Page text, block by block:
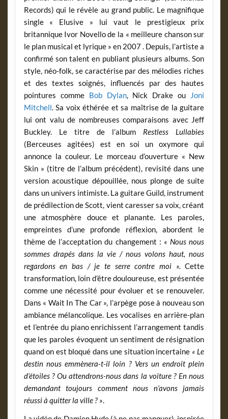
Records) qui le révèle au grand public. Le magnifique
single « Elusive » lui vaut le prestigieux prix
britannique Ivor Novello de la « meilleure chanson sur
le plan musical et lyrique » en 2007 . Depuis, l’artiste a
confirmé son talent en publiant plusieurs albums. Son
style, néo-folk, se caractérise par des mélodies riches
et des textes soignés, influencés par des hautes
pointures comme Bob Dylan, Nick Drake ou Joni
Mitchell. Sa voix éthérée et sa maîtrise de la guitare
lui ont valu de nombreuses comparaisons avec Jeff
Buckley. Le titre de l’album Restless Lullabies
(Berceuses agitées) est en soi un oxymore qui
annonce la couleur. Le morceau d’ouverture « New
Skin » (titre de l’album précédent), revisité dans une
version acoustique dépouillée, nous plonge de suite
dans un univers intimiste. La guitare Guild, instrument
de prédilection de Scott, vient caresser sa voix, créant
une atmosphère douce et planante. Les paroles,
empreintes d’une profonde réflexion, abordent le
thème de l’acceptation du changement : « Nous nous
sommes drapés dans la vie / nous volons haut, nous
regardons en bas / je te serre contre moi ». Cette
transformation, loin d’être douloureuse, est présentée
comme une nécessité pour évoluer et se renouveler.
Dans « Wait In The Car », l’arpège pose à nouveau son
ambiance mélancolique. Les vocalises en arrière-plan
et l’entrée du piano enrichissent l’arrangement tandis
que les paroles évoquent un sentiment de résignation
quand on est bloqué dans une situation incertaine « Le
destin nous emmènera-t-il loin ? Vers un endroit plein
d’étoiles ? Ou attendrons-nous dans la voiture ? En nous
demandant toujours comment nous n’avons jamais
réussi à quitter la ville ? ».